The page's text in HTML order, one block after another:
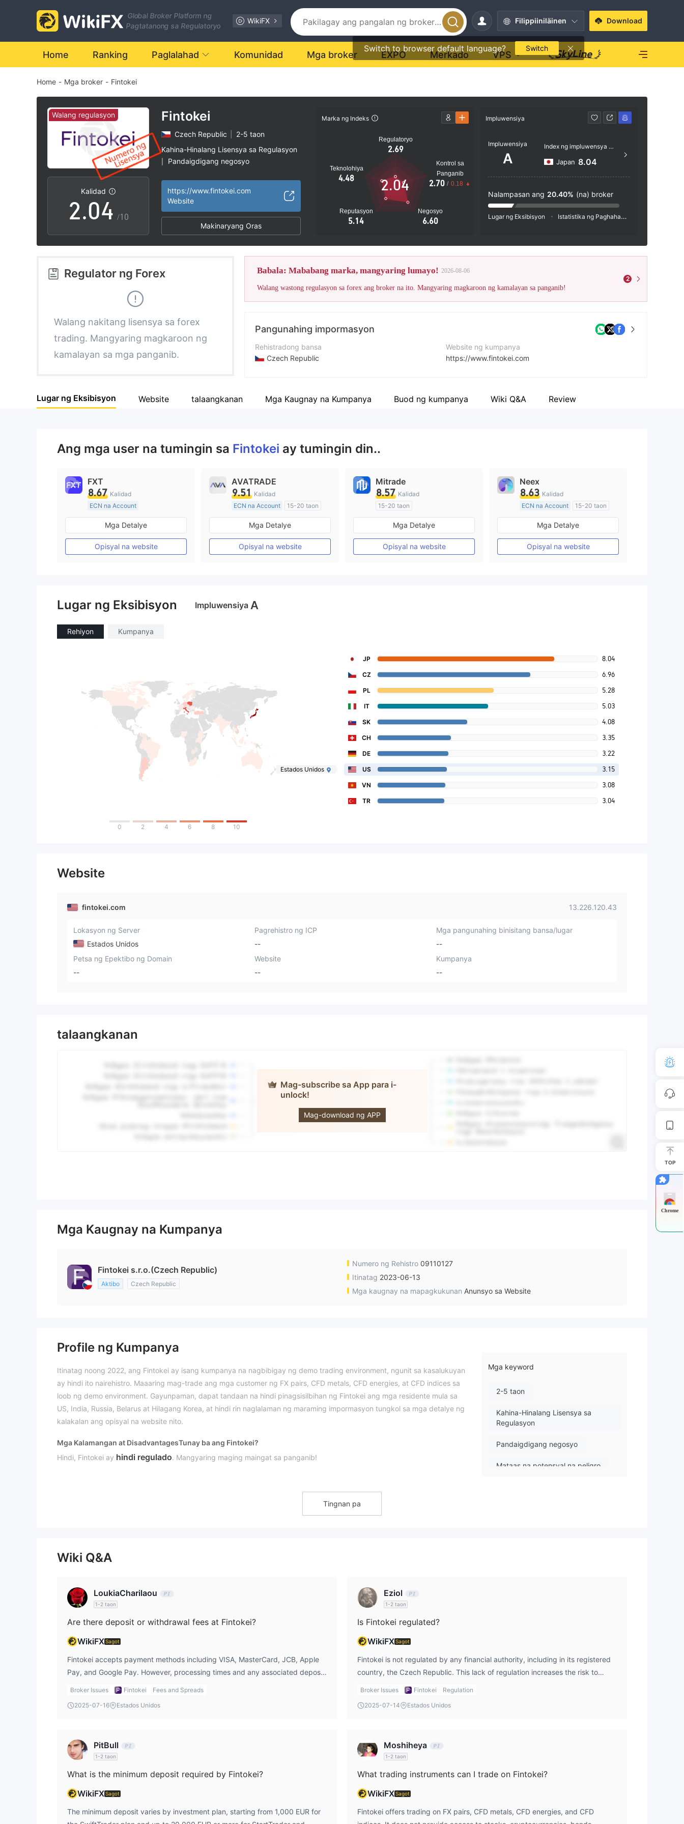
Global Broker Platform ng
Pagtatanong sa Regulatoryo
WikiFX Filippiiniläinen
Switch to browser default language? Switch
Download
Home Ranking Paglalahad Komunidad Mga broker EXPO Merkado VPS
Home - Mga broker - Fintokei
Walang regulasyon
Kalidad
0
1
2
3
4
6
7
8
9
.0
1
2
4
5
6
7
8
9
0
1
2
3
4
5
6
8
9
/10
Fintokei
Czech Republic
2-5 taon
Kahina-Hinalang Lisensya sa Regulasyon
Pandaigdigang negosyo
https://www.fintokei.com
Website
Makinaryang Oras
Marka ng Indeks
Regulatoryo
2.69
Teknolohiya
4.48
Reputasyon
5.14
Negosyo
6.60
Kontrol sa
Panganib
2.70 / 0.18
2.04
Impluwensiya
Impluwensiya
A
Index ng impluwensya NO.1
Japan 8.04
Nalampasan ang 20.40% (na) broker
Lugar ng Eksibisyon Istatistika ng Paghahanap
Regulator ng Forex
Walang nakitang lisensya sa forex
trading. Mangyaring magkaroon ng
kamalayan sa mga panganib.
Babala: Mababang marka, mangyaring lumayo! 2026-08-06
Walang wastong regulasyon sa forex ang broker na ito. Mangyaring magkaroon ng kamalayan sa panganib!
2
Pangunahing impormasyon
Rehistradong bansa
Czech Republic
Kumpanya
Website ng kumpanya
https://www.fintokei.com
X
Lugar ng Eksibisyon Website talaangkanan Mga Kaugnay na Kumpanya Buod ng kumpanya Wiki Q&A Review
Ang mga user na tumingin sa Fintokei ay tumingin din..
FXT
8.67 Kalidad
ECN na Account
20 Taon Pataas
Kinokontrol sa Australia
Paggawa ng Market (MM)
Pangunahing label na MT4
Mga Detalye
Opisyal na website
AVATRADE
9.51 Kalidad
ECN na Account
15-20 taon
Kinokontrol sa Australia
Paggawa ng Market (MM)
Pangunahing label na MT4
Mga Detalye
Opisyal na website
Mitrade
8.57 Kalidad
15-20 taon
Kinokontrol sa Australia
Paggawa ng Market (MM)
Pansariling pagsasaliksik
Mga Detalye
Opisyal na website
Neex
8.63 Kalidad
ECN na Account
15-20 taon
Kinokontrol sa Australia
Paggawa ng Market (MM)
Pangunahing label na MT4
Mga Detalye
Opisyal na website
Lugar ng Eksibisyon Impluwensiya A
Rehiyon Kumpanya
0 2 4 6 8 10
JP 8.04
CZ 6.96
PL 5.28
IT 5.03
SK 4.08
CH 3.35
DE 3.22
Estados Unidos US 3.15
VN 3.08
TR 3.04
Website
fintokei.com 13.226.120.43
Lokasyon ng Server
Estados Unidos
Pagrehistro ng ICP
--
Mga pangunahing binisitang bansa/lugar
--
Petsa ng Epektibo ng Domain
--
Website
--
Kumpanya
--
talaangkanan
Mag-subscribe sa App para i-
unlock!
Mag-download ng APP
Mga Kaugnay na Kumpanya
Fintokei s.r.o.(Czech Republic)
Aktibo Czech Republic
Numero ng Rehistro 09110127
Itinatag 2023-06-13
Mga kaugnay na mapagkukunan Anunsyo sa Website
Profile ng Kumpanya
Itinatag noong 2022, ang Fintokei ay isang kumpanya na nagbibigay ng demo trading environment, ngunit sa kasalukuyan
ay hindi ito nairehistro. Maaaring mag-trade ang mga customer ng FX pairs, CFD metals, CFD energies, at CFD indices sa
loob ng demo environment. Gayunpaman, dapat tandaan na hindi pinagsisilbihan ng Fintokei ang mga residente mula sa
US, India, Russia, Belarus at Hilagang Korea, at hindi rin naglalaman ng maraming impormasyon tungkol sa mga detalye ng
kalakalan ang opisyal na website nito.
Mga Kalamangan at DisadvantagesTunay ba ang Fintokei?
Hindi, Fintokei ay hindi regulado. Mangyaring maging maingat sa panganib!
Mga keyword
2-5 taon
Kahina-Hinalang Lisensya sa
Regulasyon
Pandaigdigang negosyo
Mataas na potensyal na peligro
Tingnan pa
Wiki Q&A
LoukiaCharilaou
1-2 taon
Are there deposit or withdrawal fees at Fintokei?
WikiFXSagot
Fintokei accepts payment methods including VISA, MasterCard, JCB, Apple
Pay, and Google Pay. However, processing times and any associated deposit
or withdrawal fees are not clearly specified.
Broker Issues Fintokei
Fees and Spreads
2025-07-16
Estados Unidos
Eziol
1-2 taon
Is Fintokei regulated?
WikiFXSagot
Fintokei is not regulated by any financial authority, including in its registered
country, the Czech Republic. This lack of regulation increases the risk to
users, as there is no official oversight to protect client funds or enforce
Broker Issues Fintokei
Regulation
2025-07-14
Estados Unidos
PitBull
1-2 taon
What is the minimum deposit required by Fintokei?
WikiFXSagot
The minimum deposit varies by investment plan, starting from 1,000 EUR for
Moshiheya
1-2 taon
What trading instruments can I trade on Fintokei?
WikiFXSagot
Fintokei offers trading on FX pairs, CFD metals, CFD energies, and CFD
TOP
Chrome